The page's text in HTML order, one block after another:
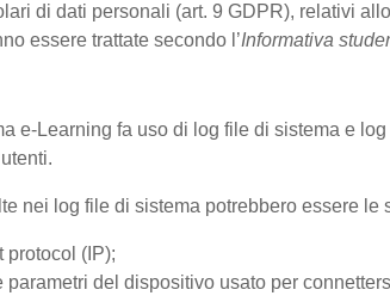
di dati personali (art. 9 GDPR), relativi
essere trattate secondo l’Informativa
e-Learning fa uso di log file di sistema e
nei log file di sistema potrebbero essere le
protocol (IP);
parametri del dispositivo usato per